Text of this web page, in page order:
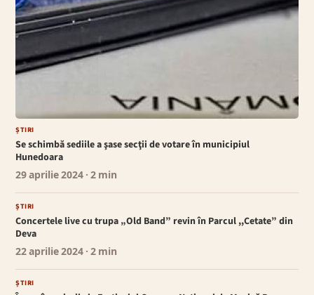
ȘTIRI
Se schimbă sediile a şase secţii de votare în municipiul
Hunedoara
29 aprilie 2024 · 2 min
ȘTIRI
Concertele live cu trupa „Old Band” revin în Parcul ,,Cetate” din
Deva
22 aprilie 2024 · 2 min
ȘTIRI